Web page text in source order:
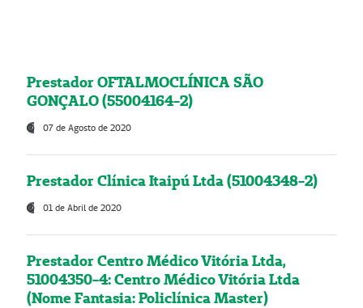
Prestador OFTALMOCLÍNICA SÃO
GONÇALO (55004164-2)
07 de Agosto de 2020
Prestador Clínica Itaipú Ltda (51004348-2)
01 de Abril de 2020
Prestador Centro Médico Vitória Ltda,
51004350-4: Centro Médico Vitória Ltda
(Nome Fantasia: Policlínica Master)